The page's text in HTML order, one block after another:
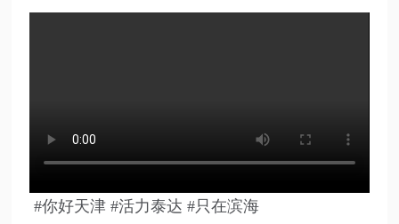
#你好天津 #活力泰达 #只在滨海